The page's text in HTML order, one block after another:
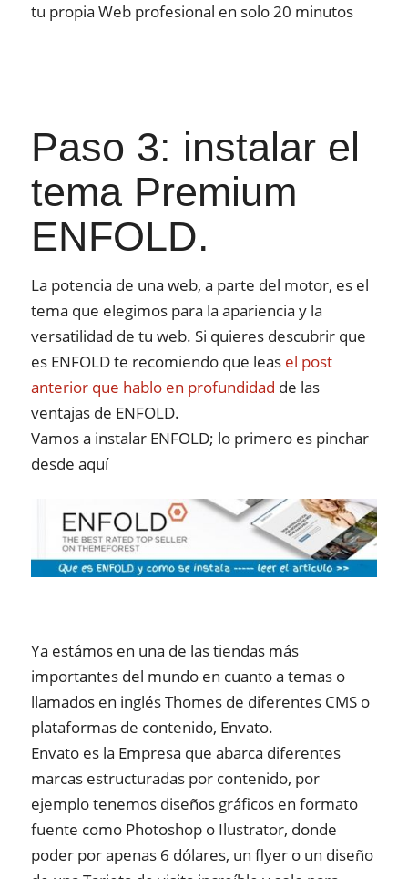
tu propia Web profesional en solo 20 minutos
Paso 3: instalar el
tema Premium
ENFOLD.
La potencia de una web, a parte del motor, es el
tema que elegimos para la apariencia y la
versatilidad de tu web. Si quieres descubrir que
es ENFOLD te recomiendo que leas el post
anterior que hablo en profundidad de las
ventajas de ENFOLD.
Vamos a instalar ENFOLD; lo primero es pinchar
desde aquí
Ya estámos en una de las tiendas más
importantes del mundo en cuanto a temas o
llamados en inglés Thomes de diferentes CMS o
plataformas de contenido, Envato.
Envato es la Empresa que abarca diferentes
marcas estructuradas por contenido, por
ejemplo tenemos diseños gráficos en formato
fuente como Photoshop o Ilustrator, donde
poder por apenas 6 dólares, un flyer o un diseño